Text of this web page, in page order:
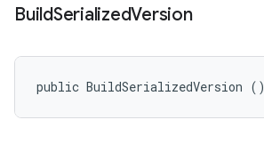
BuildSerializedVersion
public BuildSerializedVersion ()